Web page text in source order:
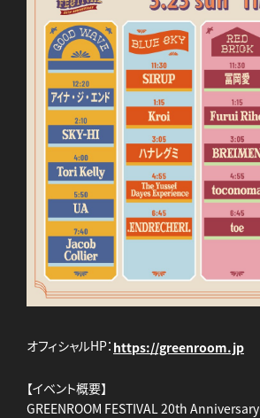
オフィシャルHP： https://greenroom.jp
【イベント概要】
GREENROOM FESTIVAL 20th Anniversary